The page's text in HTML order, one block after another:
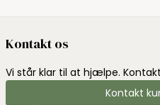
Kontakt os
Vi står klar til at hjælpe.
Kontakt